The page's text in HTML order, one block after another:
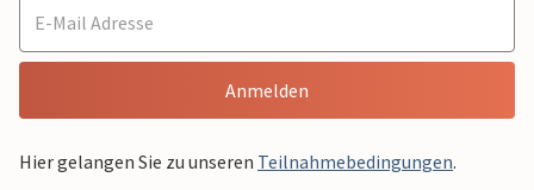
Anmelden
Hier gelangen Sie zu unseren Teilnahmebedingungen.